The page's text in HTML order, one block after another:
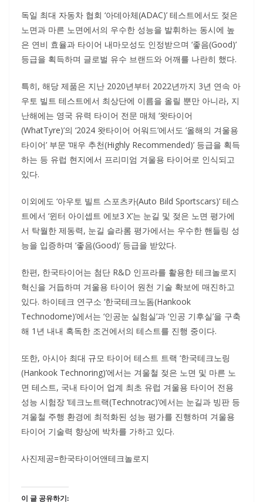
독일 최대 자동차 협회 ‘아데아체(ADAC)’ 테스트에서도 젖은
노면과 마른 노면에서의 우수한 성능을 발휘하는 동시에 높
은 연비 효율과 타이어 내마모성도 인정받으며 ‘좋음(Good)’
등급을 획득하며 글로벌 유수 브랜드와 어깨를 나란히 했다.
특히, 해당 제품은 지난 2020년부터 2022년까지 3년 연속 아
우토 빌트 테스트에서 최상단에 이름을 올릴 뿐만 아니라, 지
난해에는 영국 유력 타이어 전문 매체 ‘왓타이어
(WhatTyre)’의 ‘2024 왓타이어 어워드’에서도 ‘올해의 겨울용
타이어’ 부문 ‘매우 추천(Highly Recommended)’ 등급을 획득
하는 등 유럽 현지에서 프리미엄 겨울용 타이어로 인식되고
있다.
이외에도 ‘아우토 빌트 스포츠카(Auto Bild Sportscars)’ 테스
트에서 ‘윈터 아이셉트 에보3 X’는 눈길 및 젖은 노면 평가에
서 탁월한 제동력, 눈길 슬라롬 평가에서는 우수한 핸들링 성
능을 입증하며 ‘좋음(Good)’ 등급을 받았다.
한편, 한국타이어는 첨단 R&D 인프라를 활용한 테크놀로지
혁신을 거듭하며 겨울용 타이어 원천 기술 확보에 매진하고
있다. 하이테크 연구소 ‘한국테크노돔(Hankook
Technodome)’에서는 ‘인공눈 실험실’과 ‘인공 기후실’을 구축
해 1년 내내 혹독한 조건에서의 테스트를 진행 중이다.
또한, 아시아 최대 규모 타이어 테스트 트랙 ‘한국테크노링
(Hankook Technoring)’에서는 겨울철 젖은 노면 및 마른 노
면 테스트, 국내 타이어 업계 최초 유럽 겨울용 타이어 전용
성능 시험장 ‘테크노트랙(Technotrac)’에서는 눈길과 빙판 등
겨울철 주행 환경에 최적화된 성능 평가를 진행하며 겨울용
타이어 기술력 향상에 박차를 가하고 있다.
사진제공=한국타이어앤테크놀로지
이 글 공유하기: